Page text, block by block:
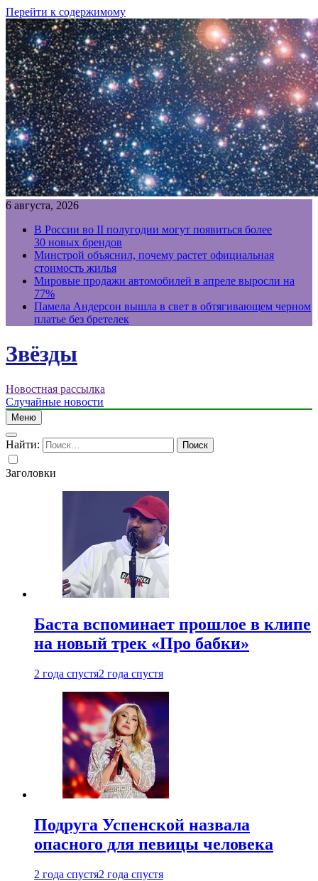
Перейти к содержимому
6 августа, 2026
В России во II полугодии могут появиться более
30 новых брендов
Минстрой объяснил, почему растет официальная
стоимость жилья
Мировые продажи автомобилей в апреле выросли на
77%
Памела Андерсон вышла в свет в обтягивающем черном
платье без бретелек
Звёзды
Новостная рассылка
Случайные новости
Меню
Найти:
Заголовки
Баста вспоминает прошлое в клипе
на новый трек «Про бабки»
2 года спустя2 года спустя
Подруга Успенской назвала
опасного для певицы человека
2 года спустя2 года спустя